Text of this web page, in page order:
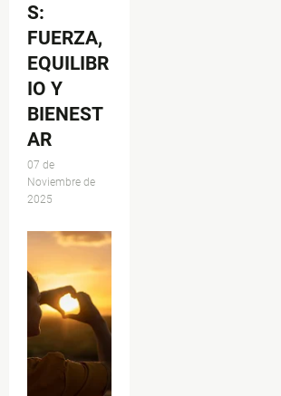
S:
FUERZA,
EQUILIBR
IO Y
BIENEST
AR
07 de
Noviembre de
2025